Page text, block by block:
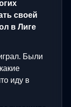
своей
в Лиге
Были
иду в